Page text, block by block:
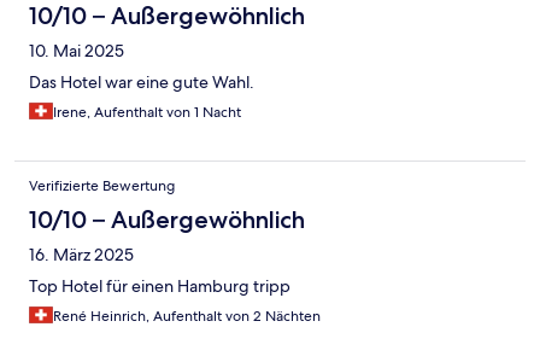
10/10 – Außergewöhnlich
10. Mai 2025
Das Hotel war eine gute Wahl.
Irene, Aufenthalt von 1 Nacht
Verifizierte Bewertung
10/10 – Außergewöhnlich
16. März 2025
Top Hotel für einen Hamburg tripp
René Heinrich, Aufenthalt von 2 Nächten